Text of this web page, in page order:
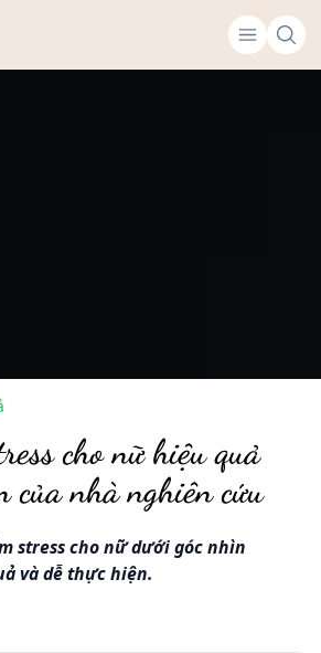
cho nữ hiệu quả
của nhà nghiên cứu
stress cho nữ dưới góc nhìn
và dễ thực hiện.